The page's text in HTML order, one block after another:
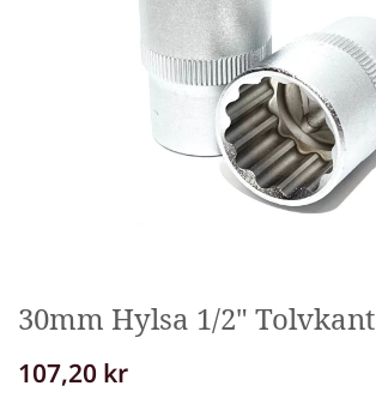
30mm Hylsa 1/2" Tolvkant
107,20 kr